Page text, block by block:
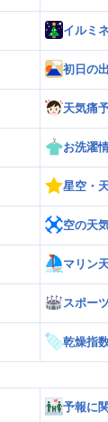
イルミ
初日の出
天気痛
お洗濯
星空・
空の天
マリン
スポー
乾燥指
予報に